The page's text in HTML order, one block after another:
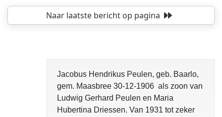
Naar laatste berichtop pagina
Jacobus Hendrikus Peulen, geb. Baarlo,
gem. Maasbree 30-12-1906 als zoon van
Ludwig Gerhard Peulen en Maria
Hubertina Driessen. Van 1931 tot zeker